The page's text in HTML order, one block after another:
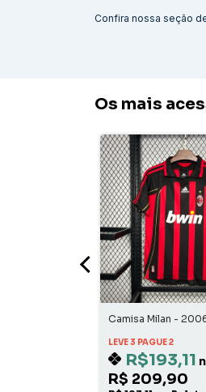
Confira nossa seção
Os mais
Camisa Milan -
LEVE 3 PAGUE 2
R$193,11
R$ 209,90